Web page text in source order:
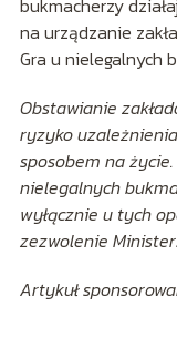
bukmacherzy
na urządzanie
Gra u nielegalnych
Obstawianie
ryzyko
sposobem na
nielegalnych
wyłącznie u tych
zezwolenie
Artykuł